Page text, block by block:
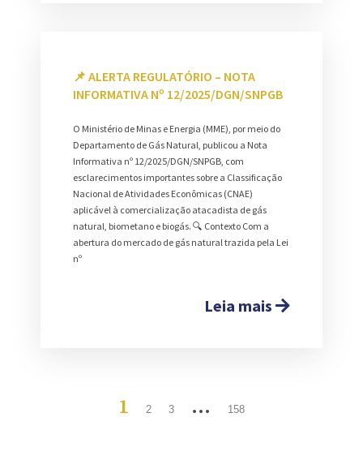
📌 ALERTA REGULATÓRIO – NOTA
INFORMATIVA Nº 12/2025/DGN/SNPGB
O Ministério de Minas e Energia (MME), por meio do
Departamento de Gás Natural, publicou a Nota
Informativa nº 12/2025/DGN/SNPGB, com
esclarecimentos importantes sobre a Classificação
Nacional de Atividades Econômicas (CNAE)
aplicável à comercialização atacadista de gás
natural, biometano e biogás. 🔍 Contexto Com a
abertura do mercado de gás natural trazida pela Lei
nº
Leia mais
1 2 3 … 158